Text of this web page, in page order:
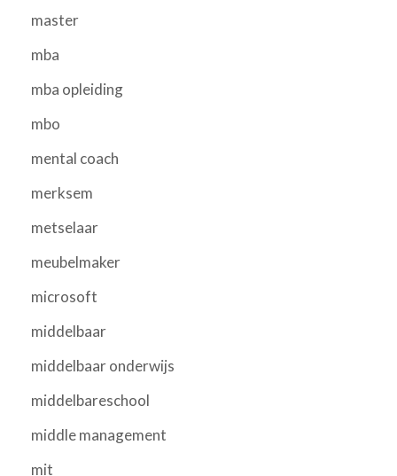
master
mba
mba opleiding
mbo
mental coach
merksem
metselaar
meubelmaker
microsoft
middelbaar
middelbaar onderwijs
middelbareschool
middle management
mit